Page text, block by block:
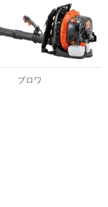
ブロワ